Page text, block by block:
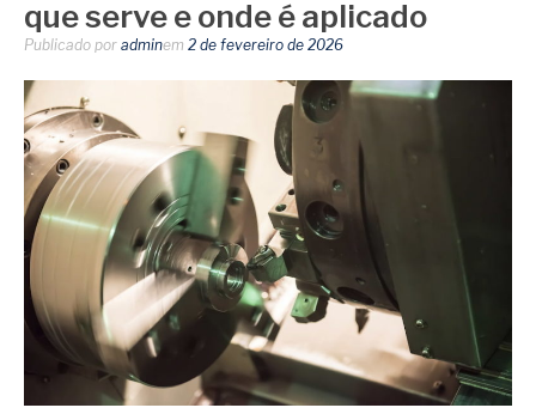
que serve e onde é aplicado
Publicado por adminem 2 de fevereiro de 2026